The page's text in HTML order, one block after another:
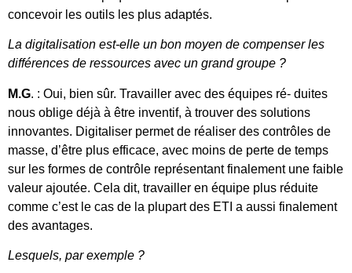
concevoir les outils les plus adaptés.
La digitalisation est-elle un bon moyen de compenser les
différences de ressources avec un grand groupe ?
M.G. : Oui, bien sûr. Travailler avec des équipes ré- duites
nous oblige déjà à être inventif, à trouver des solutions
innovantes. Digitaliser permet de réaliser des contrôles de
masse, d’être plus efficace, avec moins de perte de temps
sur les formes de contrôle représentant finalement une faible
valeur ajoutée. Cela dit, travailler en équipe plus réduite
comme c’est le cas de la plupart des ETI a aussi finalement
des avantages.
Lesquels, par exemple ?